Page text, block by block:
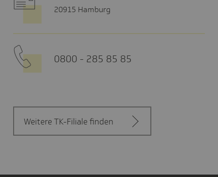
20915 Hamburg
0800 - 285 85 85
Weitere TK-Filiale finden